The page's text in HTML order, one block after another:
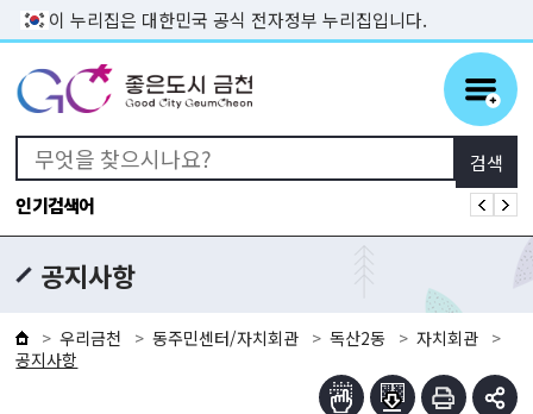
본문 바로가기
이 누리집은 대한민국 공식 전자정부 누리집입니다.
인기검색어
공지사항
우리금천 동주민센터/자치회관 독산2동
자치회관
공지사항